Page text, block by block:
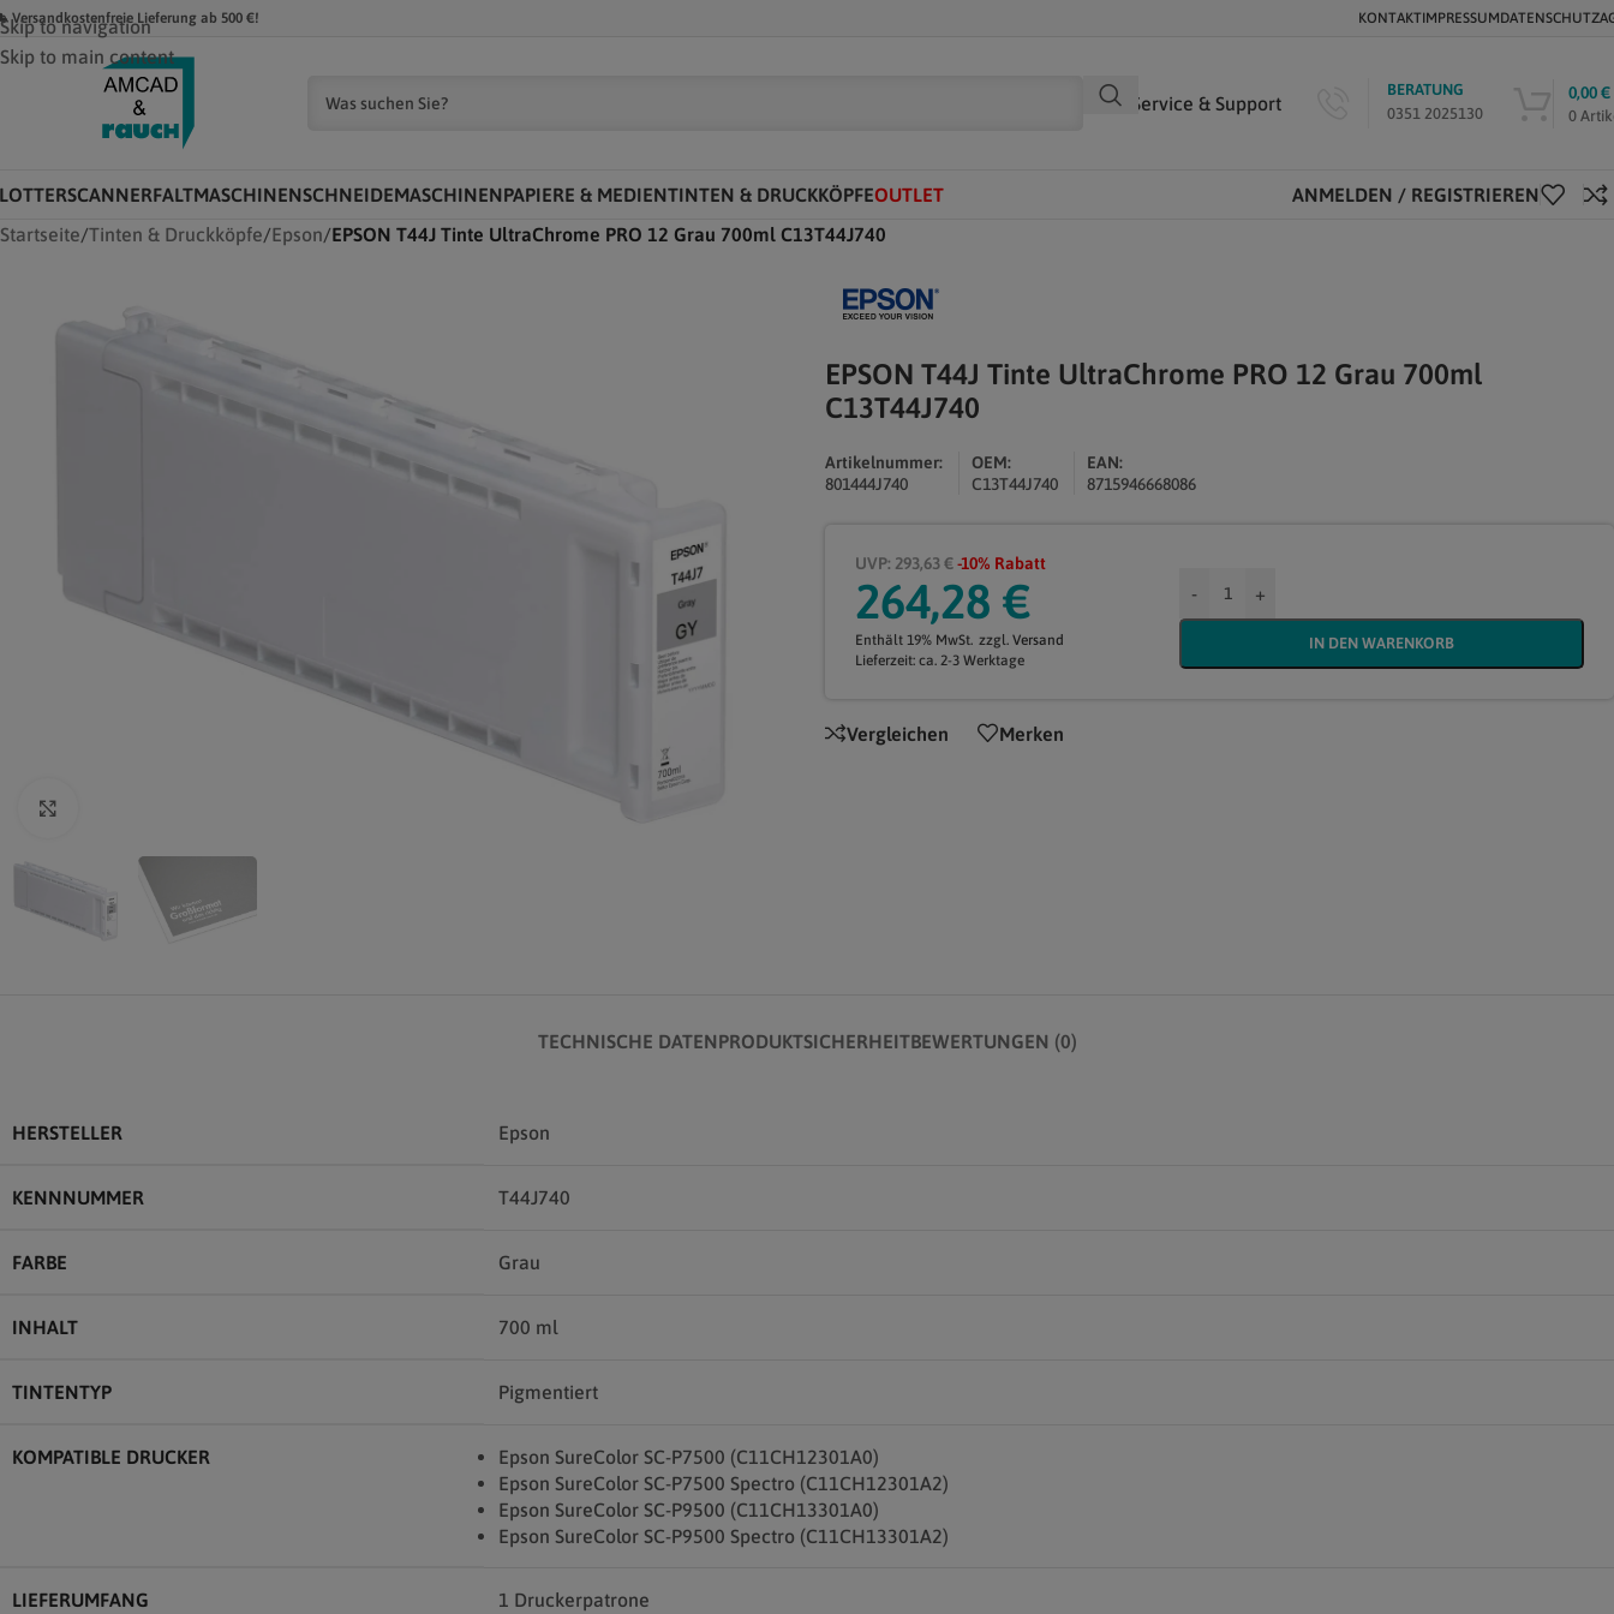
Skip to navigation
Skip to main content
Lieferung ab 500 €! KONTAKTIMPRESSUMDATENSCHUTZ
Service & Support
BERATUNG
0351 2025130
0
0,00€
SCANNERFALTMASCHINENSCHNEIDEMASCHINENPAPIERE & MEDIENTINTEN & DRUCKKÖPFEOUTLET
ANMELDEN / REGISTRIEREN
Startseite/Tinten & Druckköpfe/Epson/EPSON T44J Tinte UltraChrome PRO 12 Grau 700ml C13T44J740
EPSON T44J Tinte UltraChrome PRO 12 Grau 700ml
C13T44J740
Artikelnummer:
801444J740
OEM:
C13T44J740
EAN:
8715946668086
UVP: 293,63 €-10% Rabatt
264,28 €
Enthält 19% MwSt. zzgl. Versand
Lieferzeit: ca. 2-3 Werktage
- +
IN DEN WARENKORB
Vergleichen Merken
TECHNISCHE DATENPRODUKTSICHERHEITBEWERTUNGEN (0)
HERSTELLER Epson
KENNNUMMER T44J740
FARBE Grau
INHALT 700 ml
TINTENTYP Pigmentiert
KOMPATIBLE DRUCKER
Epson SureColor SC-P7500 (C11CH12301A0)
Epson SureColor SC-P7500 Spectro (C11CH12301A2)
Epson SureColor SC-P9500 (C11CH13301A0)
Epson SureColor SC-P9500 Spectro (C11CH13301A2)
LIEFERUMFANG 1 Druckerpatrone